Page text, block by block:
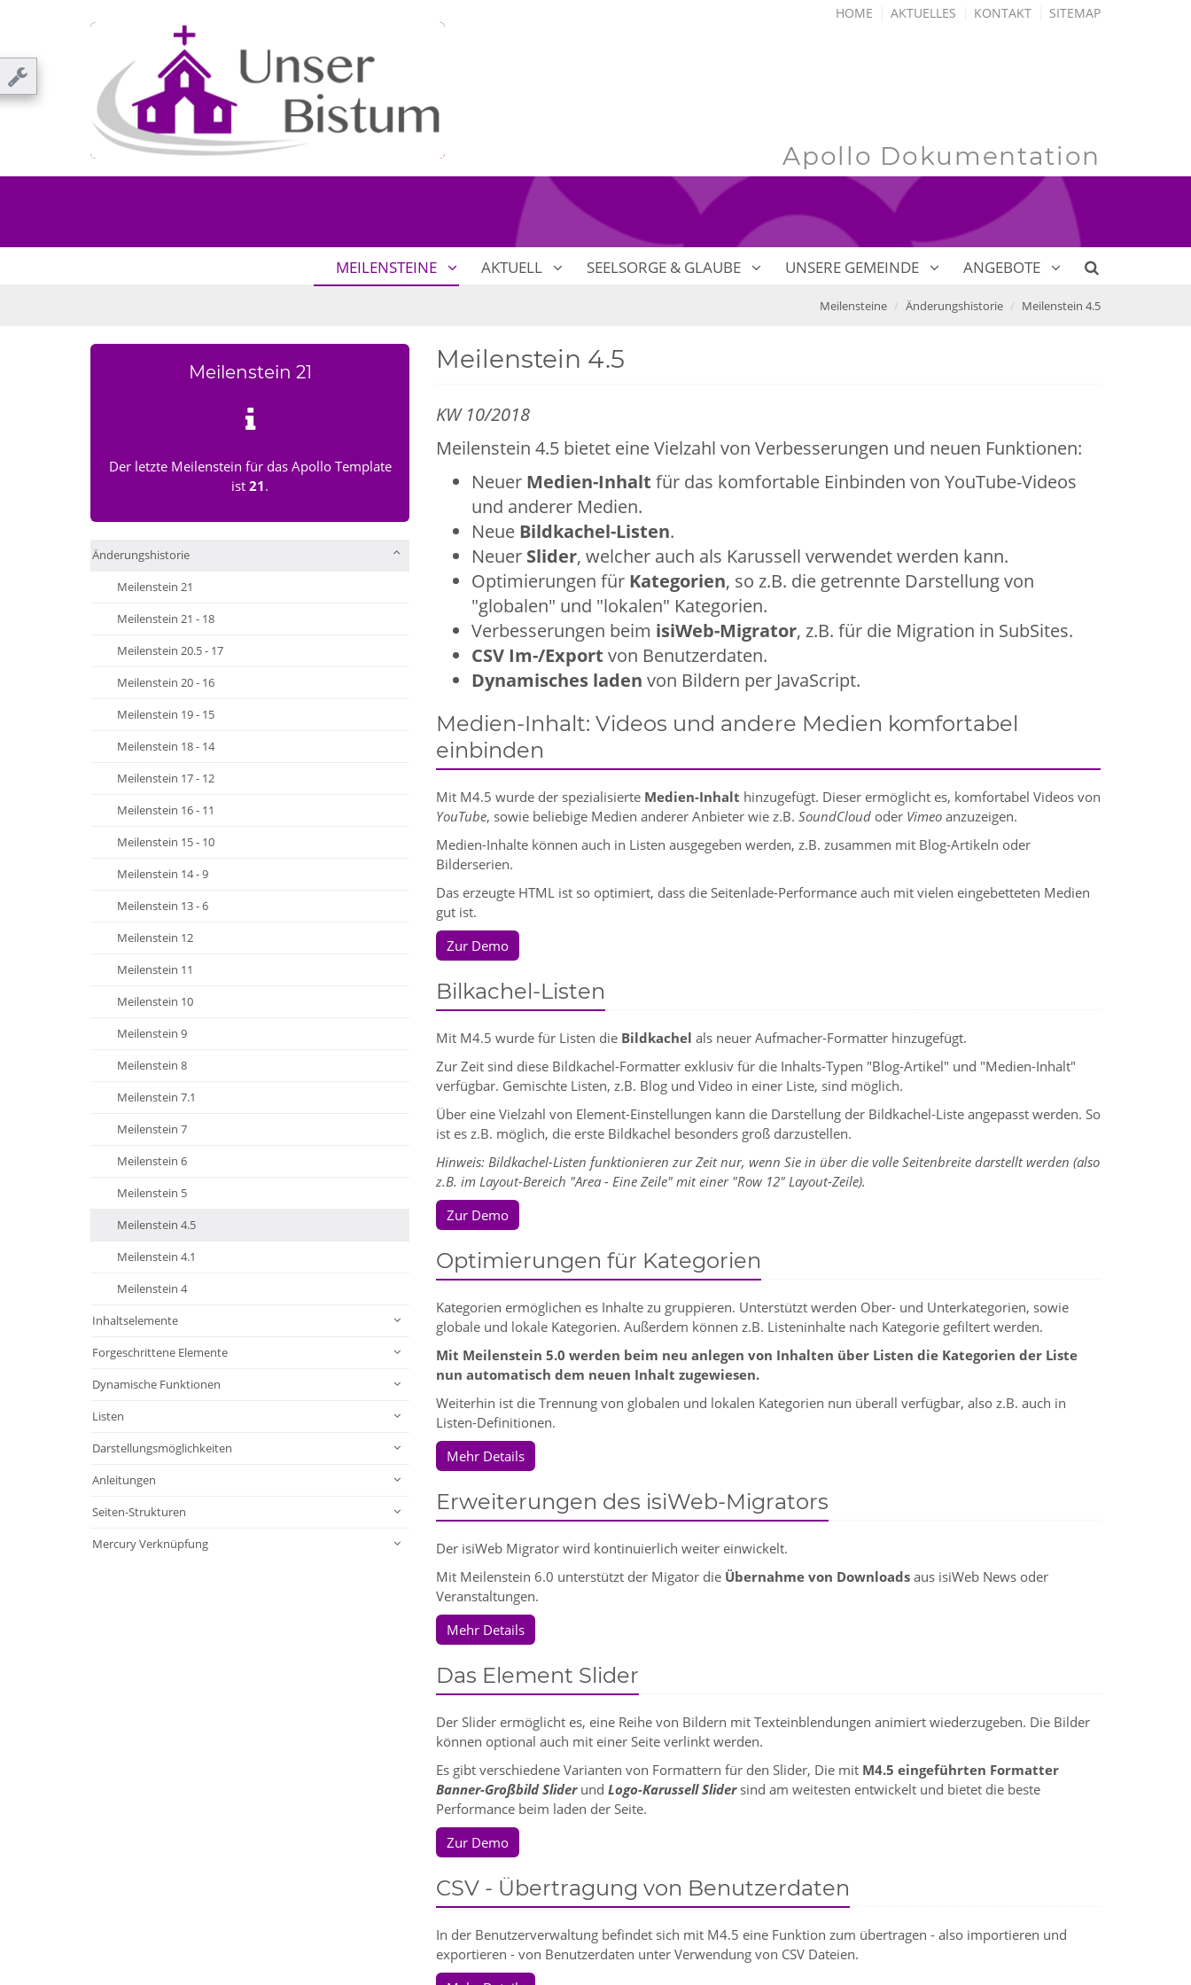
HOME AKTUELLES KONTAKT SITEMAP
Apollo Dokumentation
MEILENSTEINE AKTUELL SEELSORGE & GLAUBE UNSERE GEMEINDE ANGEBOTE
Meilensteine Änderungshistorie Meilenstein 4.5
Meilenstein 4.5
KW 10/2018
Meilenstein 4.5 bietet eine Vielzahl von Verbesserungen und neuen Funktionen:
Neuer Medien-Inhalt für das komfortable Einbinden von YouTube-Videos
und anderer Medien.
Neue Bildkachel-Listen.
Neuer Slider, welcher auch als Karussell verwendet werden kann.
Optimierungen für Kategorien, so z.B. die getrennte Darstellung von
"globalen" und "lokalen" Kategorien.
Verbesserungen beim isiWeb-Migrator, z.B. für die Migration in SubSites.
CSV Im-/Export von Benutzerdaten.
Dynamisches laden von Bildern per JavaScript.
Medien-Inhalt: Videos und andere Medien komfortabel
einbinden
Mit M4.5 wurde der spezialisierte Medien-Inhalt hinzugefügt. Dieser ermöglicht es, komfortabel Videos von
YouTube, sowie beliebige Medien anderer Anbieter wie z.B. SoundCloud oder Vimeo anzuzeigen.
Medien-Inhalte können auch in Listen ausgegeben werden, z.B. zusammen mit Blog-Artikeln oder
Bilderserien.
Das erzeugte HTML ist so optimiert, dass die Seitenlade-Performance auch mit vielen eingebetteten Medien
gut ist.
Zur Demo
Bilkachel-Listen
Mit M4.5 wurde für Listen die Bildkachel als neuer Aufmacher-Formatter hinzugefügt.
Zur Zeit sind diese Bildkachel-Formatter exklusiv für die Inhalts-Typen "Blog-Artikel" und "Medien-Inhalt"
verfügbar. Gemischte Listen, z.B. Blog und Video in einer Liste, sind möglich.
Über eine Vielzahl von Element-Einstellungen kann die Darstellung der Bildkachel-Liste angepasst werden. So
ist es z.B. möglich, die erste Bildkachel besonders groß darzustellen.
Hinweis: Bildkachel-Listen funktionieren zur Zeit nur, wenn Sie in über die volle Seitenbreite darstellt werden (also
z.B. im Layout-Bereich "Area - Eine Zeile" mit einer "Row 12" Layout-Zeile).
Zur Demo
Optimierungen für Kategorien
Kategorien ermöglichen es Inhalte zu gruppieren. Unterstützt werden Ober- und Unterkategorien, sowie
globale und lokale Kategorien. Außerdem können z.B. Listeninhalte nach Kategorie gefiltert werden.
Mit Meilenstein 5.0 werden beim neu anlegen von Inhalten über Listen die Kategorien der Liste
nun automatisch dem neuen Inhalt zugewiesen.
Weiterhin ist die Trennung von globalen und lokalen Kategorien nun überall verfügbar, also z.B. auch in
Listen-Definitionen.
Mehr Details
Erweiterungen des isiWeb-Migrators
Der isiWeb Migrator wird kontinuierlich weiter einwickelt.
Mit Meilenstein 6.0 unterstützt der Migator die Übernahme von Downloads aus isiWeb News oder
Veranstaltungen.
Mehr Details
Das Element Slider
Der Slider ermöglicht es, eine Reihe von Bildern mit Texteinblendungen animiert wiederzugeben. Die Bilder
können optional auch mit einer Seite verlinkt werden.
Es gibt verschiedene Varianten von Formattern für den Slider, Die mit M4.5 eingeführten Formatter
Banner-Großbild Sliderund Logo-Karussell Slider sind am weitesten entwickelt und bietet die beste
Performance beim laden der Seite.
Zur Demo
CSV - Übertragung von Benutzerdaten
In der Benutzerverwaltung befindet sich mit M4.5 eine Funktion zum übertragen - also importieren und
exportieren - von Benutzerdaten unter Verwendung von CSV Dateien.
Meilenstein 21
Der letzte Meilenstein für das Apollo Template
ist 21.
Änderungshistorie
Meilenstein 21
Meilenstein 21 - 18
Meilenstein 20.5 - 17
Meilenstein 20 - 16
Meilenstein 19 - 15
Meilenstein 18 - 14
Meilenstein 17 - 12
Meilenstein 16 - 11
Meilenstein 15 - 10
Meilenstein 14 - 9
Meilenstein 13 - 6
Meilenstein 12
Meilenstein 11
Meilenstein 10
Meilenstein 9
Meilenstein 8
Meilenstein 7.1
Meilenstein 7
Meilenstein 6
Meilenstein 5
Meilenstein 4.5
Meilenstein 4.1
Meilenstein 4
Inhaltselemente
Forgeschrittene Elemente
Dynamische Funktionen
Listen
Darstellungsmöglichkeiten
Anleitungen
Seiten-Strukturen
Mercury Verknüpfung